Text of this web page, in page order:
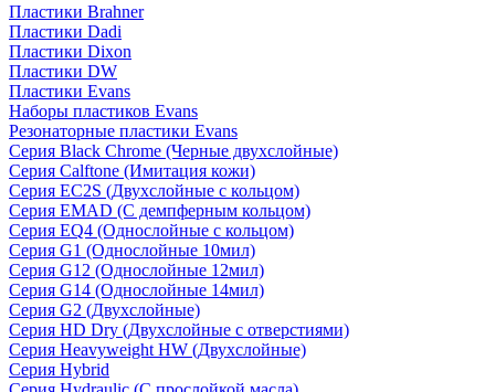
Пластики Brahner
Пластики Dadi
Пластики Dixon
Пластики DW
Пластики Evans
Наборы пластиков Evans
Резонаторные пластики Evans
Серия Black Chrome (Черные двухслойные)
Серия Calftone (Имитация кожи)
Серия EC2S (Двухслойные с кольцом)
Серия EMAD (С демпферным кольцом)
Серия EQ4 (Однослойные с кольцом)
Серия G1 (Однослойные 10мил)
Серия G12 (Однослойные 12мил)
Серия G14 (Однослойные 14мил)
Серия G2 (Двухслойные)
Серия HD Dry (Двухслойные с отверстиями)
Серия Heavyweight HW (Двухслойные)
Серия Hybrid